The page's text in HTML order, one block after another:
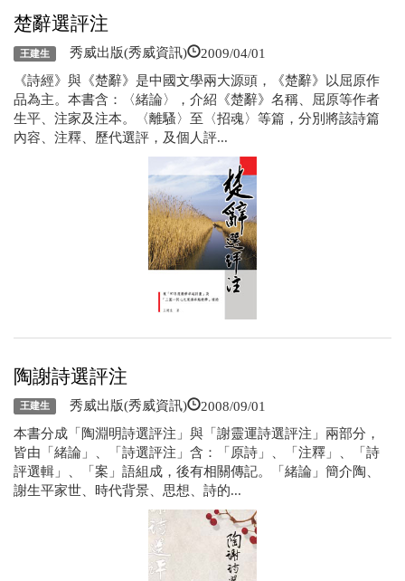
楚辭選評注
王建生 秀威出版(秀威資訊) 2009/04/01
《詩經》與《楚辭》是中國文學兩大源頭，《楚辭》以屈原作
品為主。本書含：〈緒論〉，介紹《楚辭》名稱、屈原等作者
生平、注家及注本。〈離騷〉至〈招魂〉等篇，分別將該詩篇
內容、注釋、歷代選評，及個人評...
陶謝詩選評注
王建生 秀威出版(秀威資訊) 2008/09/01
本書分成「陶淵明詩選評注」與「謝靈運詩選評注」兩部分，
皆由「緒論」、「詩選評注」含：「原詩」、「注釋」、「詩
評選輯」、「案」語組成，後有相關傳記。「緒論」簡介陶、
謝生平家世、時代背景、思想、詩的...